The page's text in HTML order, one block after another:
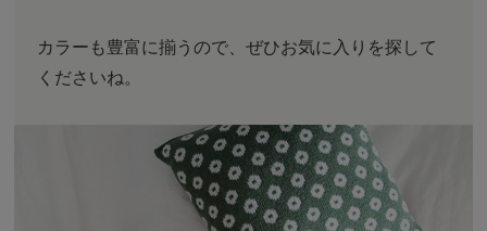
カラーも豊富に揃うので、ぜひお気に入りを探して
くださいね。